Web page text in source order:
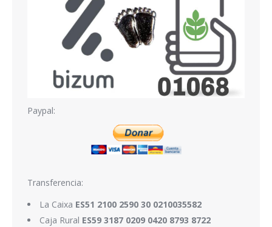
Paypal:
Transferencia:
La Caixa ES51 2100 2590 30 0210035582
Caja Rural ES59 3187 0209 0420 8793 8722